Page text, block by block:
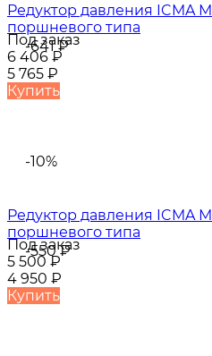
-641₽
Редуктор давления ICMA
поршневого типа
Под заказ
6 406₽
5 765 ₽
Купить
-10%
-550₽
Редуктор давления ICMA
поршневого типа
Под заказ
5 500₽
4 950 ₽
Купить